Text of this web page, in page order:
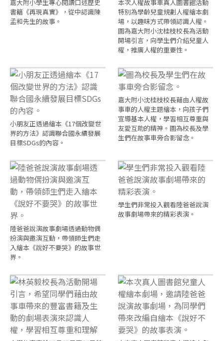
嘉大附小學生專心閱讀口述歷史
書籍《再現真實》，從中認識陳
孟和先生的故事。
本次人權故事車真人圖書館活動
特別為學齡兒童規劃人權繪本劇
場，以趣味方式帶領認識人權。
圖為嘉大附小沈桂枝校長為活動
開場引言，向學生們介紹兒童人
權，推廣人權的重要性。
小朋友正透過繪本《17個改變世
界的方法》認識聯合國永續發展
目標SDGs的內容。
嘉大附小沈桂枝校長藉由人權故
事車的人權主題繪本，向孩子們
宣導基本人權，學習相互尊重與
友愛互助的精神。圖為校長及學
生們在故事車旁合影留念。
陸爸爸說演故事劇場透過動物偶
扮演與邀演互動，帶領師生們走
入繪本《說好不要哭》的故事世
界。
學生們非常投入觀看陸爸爸說演
故事劇場帶來的精彩表演。